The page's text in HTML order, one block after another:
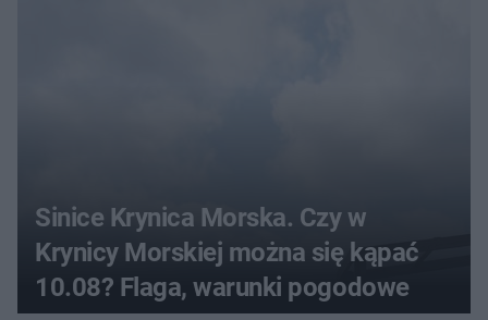
Sinice Krynica Morska. Czy w
Krynicy Morskiej można się kąpać
10.08? Flaga, warunki pogodowe